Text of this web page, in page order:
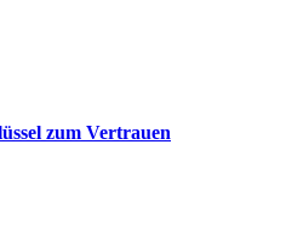
zum Vertrauen